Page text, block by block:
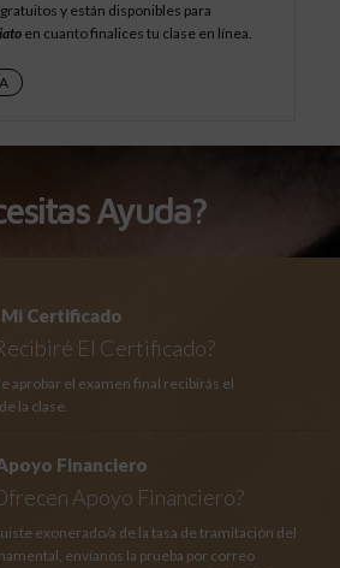
y están disponibles para
en cuanto finalices tu clase en línea.
Ayuda?
Mi Certificado
El Certificado?
aprobar el examen final recibirás el
la clase.
Financiero
Apoyo Financiero?
exonerado/a de la tasa de tramitación del
envíanos la prueba por correo